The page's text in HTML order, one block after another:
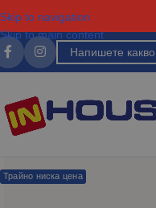
Skip to navigation
Skip to main content
Трайно ниска цена